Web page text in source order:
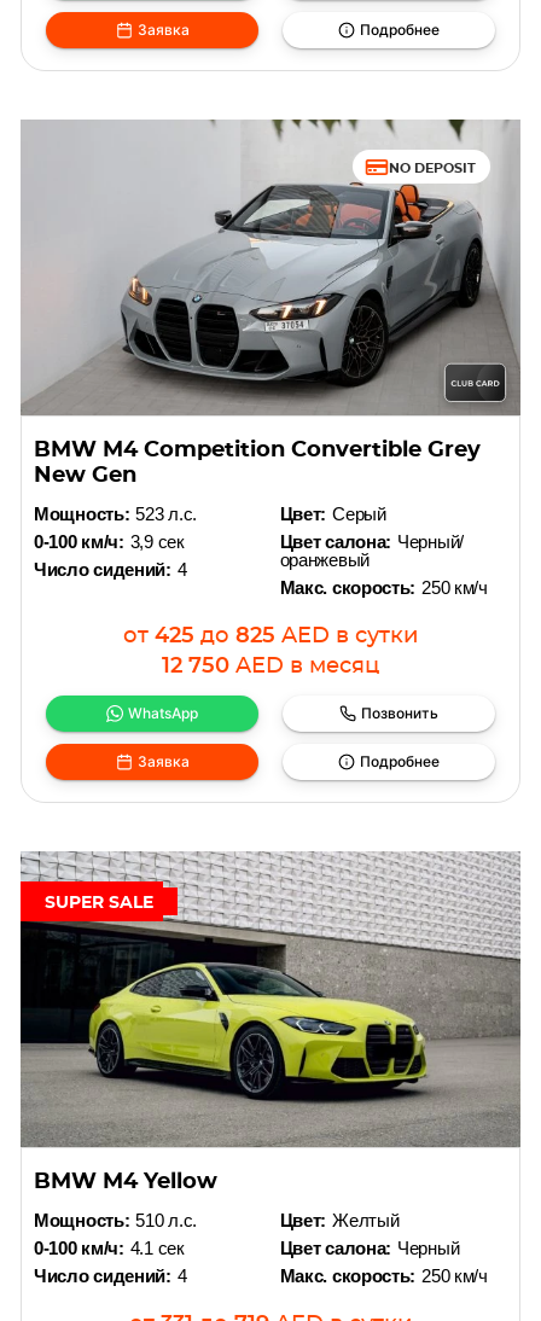
Заявка Подробнее
NO DEPOSIT
BMW M4 Competition Convertible Grey
New Gen
Мощность: 523 л.с.
0-100 км/ч: 3,9 сек
Число сидений: 4
Цвет: Серый
Цвет салона: Черный/
оранжевый
Макс. скорость: 250 км/ч
от 425 до 825 AED в сутки
12 750 AED в месяц
WhatsApp Позвонить
Заявка Подробнее
SUPER SALE
BMW M4 Yellow
Мощность: 510 л.с.
0-100 км/ч: 4.1 сек
Число сидений: 4
Цвет: Желтый
Цвет салона: Черный
Макс. скорость: 250 км/ч